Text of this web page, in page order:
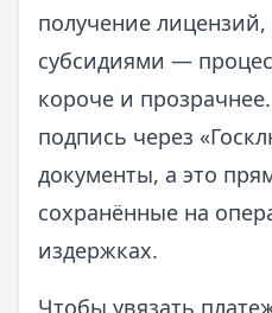
получение лицензий,
субсидиями —
короче и
подпись через
документы, а это
сохранённые на
издержках.
Чтобы увязать